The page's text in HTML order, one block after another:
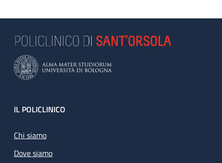
Footer
IL POLICLINICO
Chi siamo
Dove siamo